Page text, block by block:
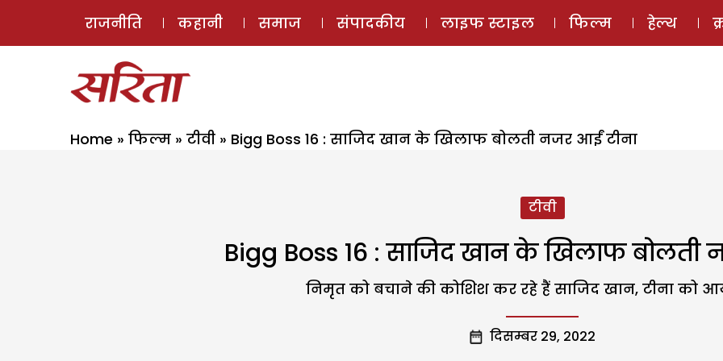
ई-मैगज़ीन
राजनीति कहानी समाज संपादकीय लाइफ स्टाइल फिल्म हेल्थ
Home » फिल्म » टीवी » Bigg Boss 16 : साजिद खान के खिलाफ बोलती नजर आईं टीना
टीवी
Bigg Boss 16 : साजिद खान के खिलाफ बोलती
निमृत को बचाने की कोशिश कर रहे हैं साजिद खान, टीना को
दिसम्बर 29, 2022